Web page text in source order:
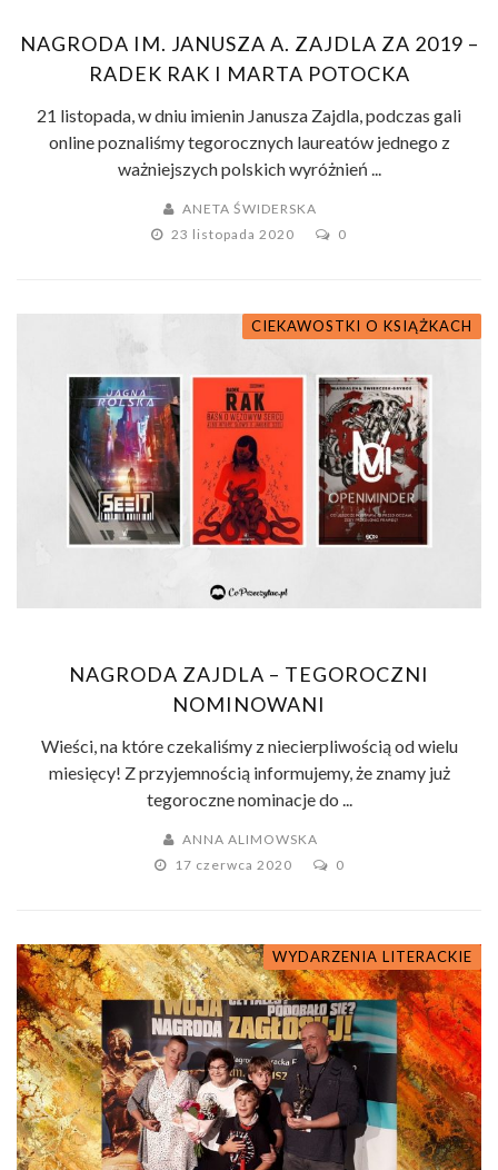
NAGRODA IM. JANUSZA A. ZAJDLA ZA 2019 –
RADEK RAK I MARTA POTOCKA
21 listopada, w dniu imienin Janusza Zajdla, podczas gali
online poznaliśmy tegorocznych laureatów jednego z
ważniejszych polskich wyróżnień ...
ANETA ŚWIDERSKA
23 listopada 2020
0
CIEKAWOSTKI O KSIĄŻKACH
NAGRODA ZAJDLA – TEGOROCZNI
NOMINOWANI
Wieści, na które czekaliśmy z niecierpliwością od wielu
miesięcy! Z przyjemnością informujemy, że znamy już
tegoroczne nominacje do ...
ANNA ALIMOWSKA
17 czerwca 2020
0
WYDARZENIA LITERACKIE